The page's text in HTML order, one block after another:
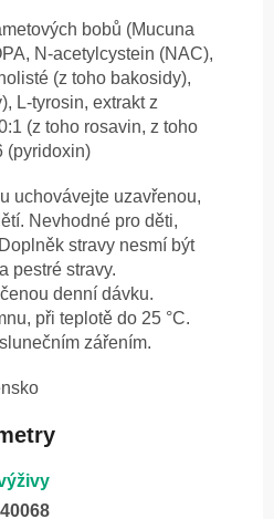
bobů (Mucuna
N-acetylcystein (NAC),
(z toho bakosidy),
L-tyrosin, extrakt z
(z toho rosavin, z toho
(pyridoxin)
uchovávejte uzavřenou,
Nevhodné pro děti,
stravy nesmí být
pestré stravy.
denní dávku.
při teplotě do 25 °C.
zářením.